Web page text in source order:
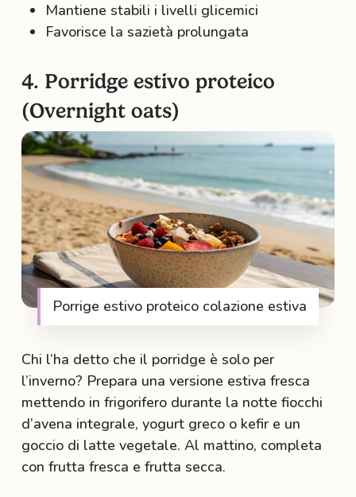
Mantiene stabili i livelli glicemici
Favorisce la sazietà prolungata
4. Porridge estivo proteico
(Overnight oats)
Porrige estivo proteico colazione estiva
Chi l’ha detto che il porridge è solo per
l’inverno? Prepara una versione estiva fresca
mettendo in frigorifero durante la notte fiocchi
d’avena integrale, yogurt greco o kefir e un
goccio di latte vegetale. Al mattino, completa
con frutta fresca e frutta secca.